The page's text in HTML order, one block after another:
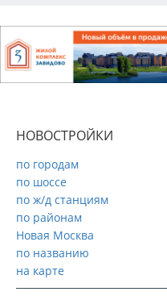
НОВОСТРОЙКИ
по городам
по шоссе
по ж/д станциям
по районам
Новая Москва
по названию
на карте